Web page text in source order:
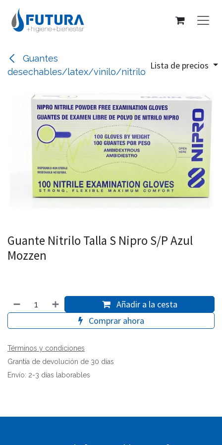
Ir al contenido
Guantes
desechables/latex/vinilo/nitrilo
Lista de precios
Guante Nitrilo Talla S Nipro S/P Azul
Mozzen
Añadir a la cesta
Comprar ahora
Términos y condiciones
Grantía de devolución de 30 días
Envío: 2-3 días laborables